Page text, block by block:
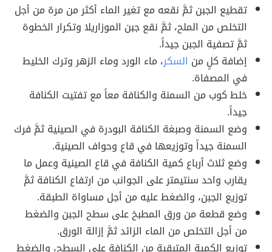
تقطيع الجبن ثمَّ نقعه مع تغير الماء أكثر من مرة من أجل
التخلص من الملح، ثمَّ نقع جبن الموزاريلا وتكرار الخطوة
ثمَّ تصفية الجبن جيداً.
إضافة كلٍ من السكر، ماء الورد وماء الزهر وترك الخليط
في المصفاة.
خلط كوب من السمنة والكنافة معاً مع تفتيت الكنافة
جيداً.
وضع السمنة وصبغة الكنافة البودرة في الصينية ثمَّ فرك
السمنة جيداً وتوزيعها في قاع وحواف الصينية.
وضع ثلاث أرباع كمية الكنافة في قاع الصينية وعمل ما
يقارب واحد سنتيمتر على الجوانب من ارتفاع الكنافة ثمَّ
توزيع الجبن، والضغط عليه من أجل مساواة الطبقة.
وضع قطعة من ورق المطبخ على سطح الجبن والضغط
من أجل التخلص من الماء الزائد ثمَّ إزالة الورق.
توزيع الكمية المتبقية من الكنافة على السطح، والضغط